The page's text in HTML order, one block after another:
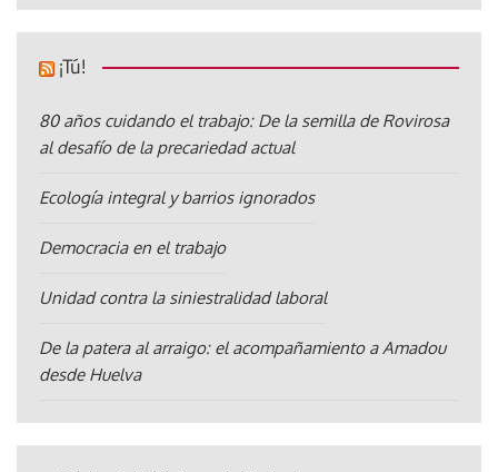
¡Tú!
80 años cuidando el trabajo: De la semilla de Rovirosa
al desafío de la precariedad actual
Ecología integral y barrios ignorados
Democracia en el trabajo
Unidad contra la siniestralidad laboral
De la patera al arraigo: el acompañamiento a Amadou
desde Huelva